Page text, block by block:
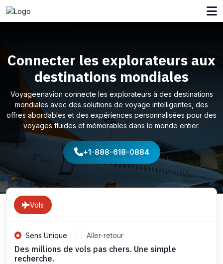
Connecter les explorateurs aux
destinations mondiales
Voyageenavion connecte les explorateurs à des destinations
mondiales avec des solutions de voyage intelligentes, des
offres abordables et des expériences personnalisées pour des
voyages fluides et mémorables dans le monde entier.
+1-888-618-0884
Vols
Sens Unique Aller-retour
Des millions de vols pas chers. Une simple
recherche.